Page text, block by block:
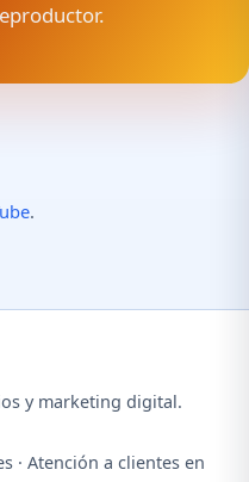
.
y marketing digital.
· Atención a clientes en